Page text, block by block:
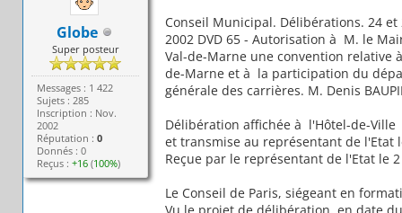
Globe
Super posteur
Messages : 1 422
Sujets : 285
Inscription : Nov.
2002
Réputation :0
Donnés : 0
Reçus :+16 (100%)
Conseil Municipal. Délibérations. 24 et
2002 DVD 65 - Autorisation à M. le
Val-de-Marne une convention relative
de-Marne et à la participation du
générale des carrières. M. Denis
Délibération affichée à l'Hôtel-de-Ville
et transmise au représentant de l'Etat
Reçue par le représentant de l'Etat le
Le Conseil de Paris, siégeant en